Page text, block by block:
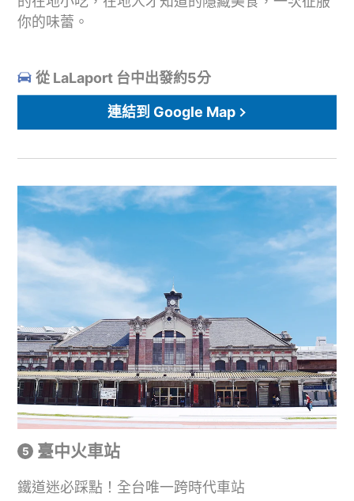
你的味蕾。
從 LaLaport 台中出發約5分
連結到 Google Map
臺中火車站
鐵道迷必踩點！全台唯一跨時代車站